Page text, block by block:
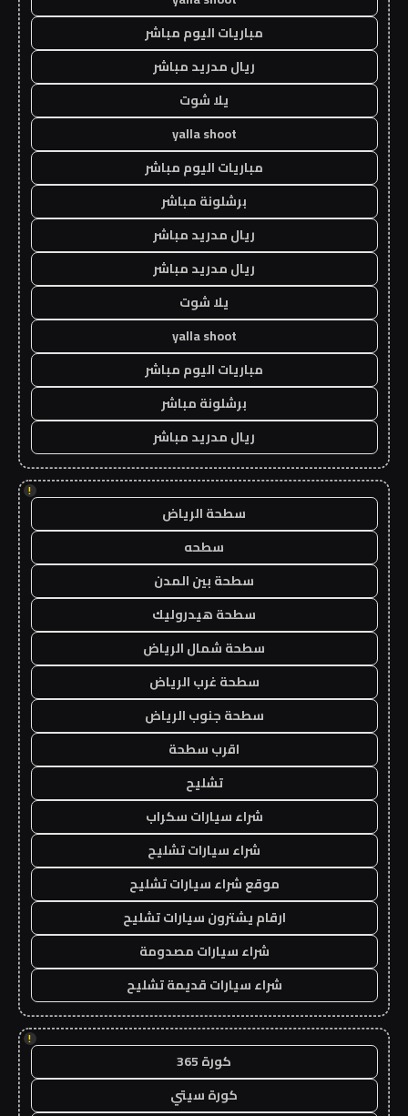
مباريات اليوم مباشر
ريال مدريد مباشر
يلا شوت
yalla shoot
مباريات اليوم مباشر
برشلونة مباشر
ريال مدريد مباشر
ريال مدريد مباشر
يلا شوت
yalla shoot
مباريات اليوم مباشر
برشلونة مباشر
ريال مدريد مباشر
!
سطحة الرياض
سطحه
سطحة بين المدن
سطحة هيدروليك
سطحة شمال الرياض
سطحة غرب الرياض
سطحة جنوب الرياض
اقرب سطحة
تشليح
شراء سيارات سكراب
شراء سيارات تشليح
موقع شراء سيارات تشليح
ارقام يشترون سيارات تشليح
شراء سيارات مصدومة
شراء سيارات قديمة تشليح
!
كورة 365
كورة سيتي